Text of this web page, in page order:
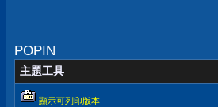
POPIN
主題工具
顯示可列印版本